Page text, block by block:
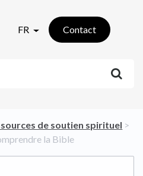
FR Contact
de soutien spirituel ​ > ​
la Bible